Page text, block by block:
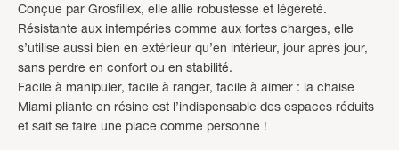
Conçue par Grosfillex, elle allie robustesse et légèreté.
Résistante aux intempéries comme aux fortes charges, elle
s’utilise aussi bien en extérieur qu’en intérieur, jour après jour,
sans perdre en confort ou en stabilité.
Facile à manipuler, facile à ranger, facile à aimer : la chaise
Miami pliante en résine est l’indispensable des espaces réduits
et sait se faire une place comme personne !